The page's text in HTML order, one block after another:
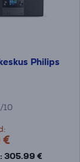
Philips
10
€
305.99 €